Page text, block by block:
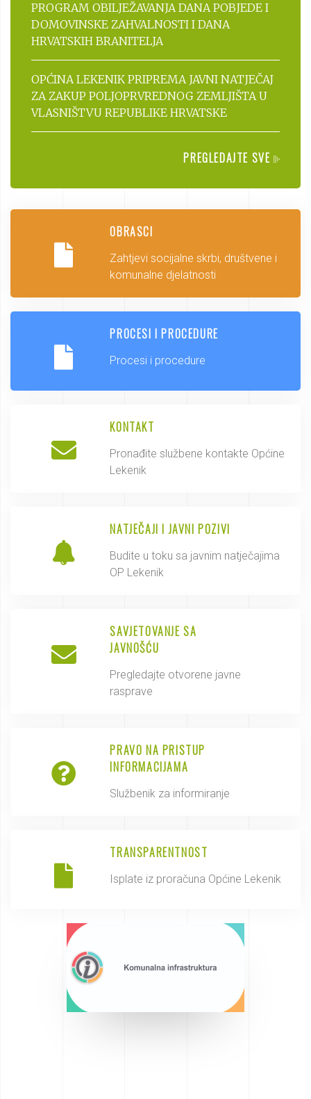
PROGRAM OBILJEŽAVANJA DANA POBJEDE I
DOMOVINSKE ZAHVALNOSTI I DANA
HRVATSKIH BRANITELJA
OPĆINA LEKENIK PRIPREMA JAVNI NATJEČAJ
ZA ZAKUP POLJOPRVREDNOG ZEMLJIŠTA U
VLASNIŠTVU REPUBLIKE HRVATSKE
PREGLEDAJTE SVE
OBRASCI
Zahtjevi socijalne skrbi, društvene i
komunalne djelatnosti
PROCESI I PROCEDURE
Procesi i procedure
KONTAKT
Pronađite službene kontakte Općine
Lekenik
NATJEČAJI I JAVNI POZIVI
Budite u toku sa javnim natječajima
OP Lekenik
SAVJETOVANJE SA
JAVNOŠĆU
Pregledajte otvorene javne
rasprave
PRAVO NA PRISTUP
INFORMACIJAMA
Službenik za informiranje
TRANSPARENTNOST
Isplate iz proračuna Općine Lekenik